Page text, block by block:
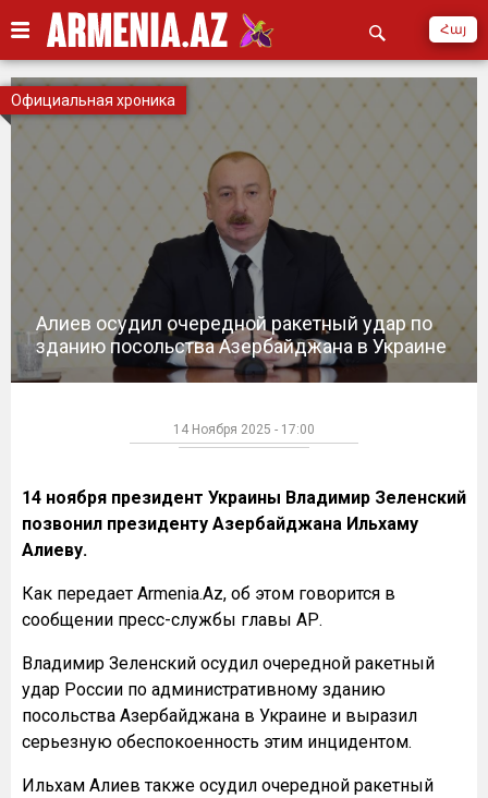
Հայ
Алиев осудил очередной ракетный удар по
зданию посольства Азербайджана в Украине
Официальная хроника
14 Ноября 2025 - 17:00
14 ноября президент Украины Владимир Зеленский
позвонил президенту Азербайджана Ильхаму
Алиеву.
Как передает Armenia.Az, об этом говорится в
сообщении пресс-службы главы АР.
Владимир Зеленский осудил очередной ракетный
удар России по административному зданию
посольства Азербайджана в Украине и выразил
серьезную обеспокоенность этим инцидентом.
Ильхам Алиев также осудил очередной ракетный